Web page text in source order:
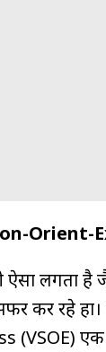
Orient-
ऐसा लगता
कर रहे
एक